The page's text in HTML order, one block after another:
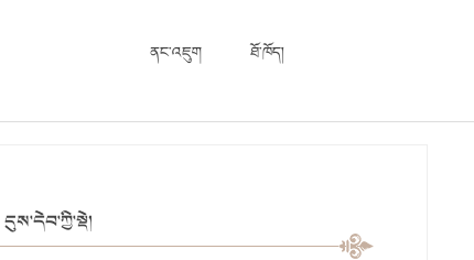
ནང་འཇུག ཐོ་ཁོད།
དུས་དེབ་ཀྱི་སྡེ།